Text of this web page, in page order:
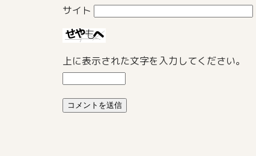
サイト
上に表示された文字を入力してください。